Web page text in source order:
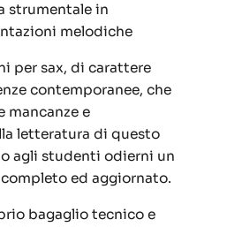
strumentale in
melodiche
per sax, di carattere
contemporanee, che
mancanze e
letteratura di questo
agli studenti odierni un
ed aggiornato.
bagaglio tecnico e